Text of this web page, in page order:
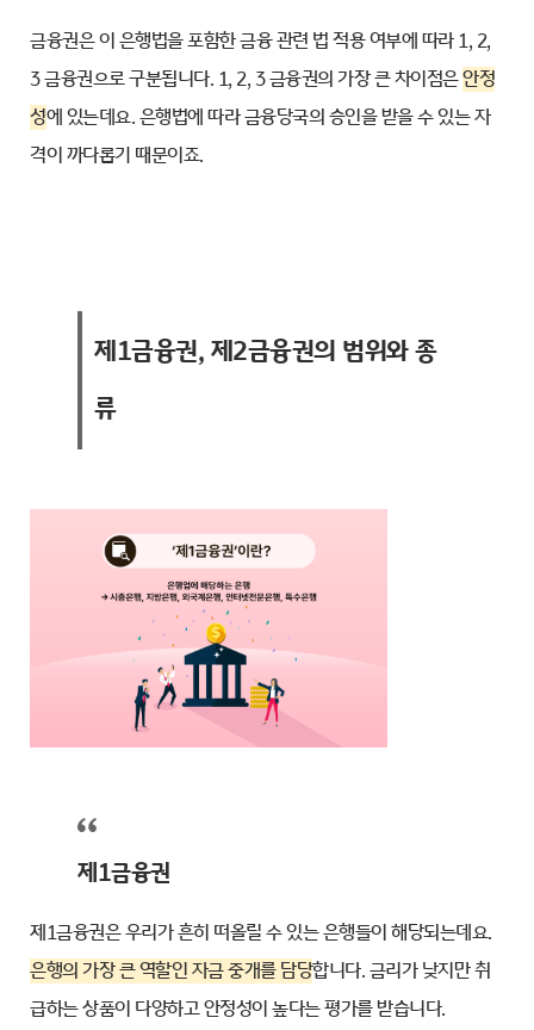
금융권은 이 은행법을 포함한 금융 관련 법 적용 여부에 따라 1, 2,
3 금융권으로 구분됩니다. 1, 2, 3 금융권의 가장 큰 차이점은안정
성에 있는데요. 은행법에 따라 금융당국의 승인을 받을 수 있는 자
격이 까다롭기 때문이죠.
제1금융권, 제2금융권의 범위와 종
류
제1금융권
제1금융권은 우리가 흔히 떠올릴 수 있는 은행들이 해당되는데요.
은행의 가장 큰 역할인 자금 중개를 담당합니다. 금리가 낮지만 취
급하는 상품이 다양하고 안정성이 높다는 평가를 받습니다.